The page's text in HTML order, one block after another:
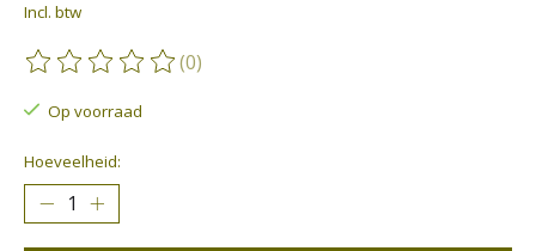
Incl. btw
De beoordeling van dit product is
(0)
Op voorraad
Hoeveelheid: